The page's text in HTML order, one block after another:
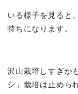
いる様子を見ると
持ちになります。
沢山栽培しすぎか
シ」栽培は止めら